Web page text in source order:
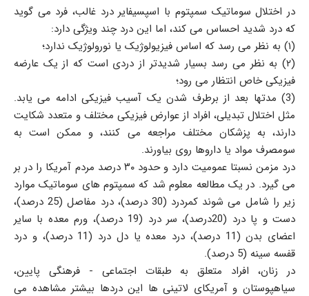
در اختلال سوماتیک سمپتوم با اسپسیفایر درد غالب، فرد می گوید
که درد شدید احساس می کند، اما این درد چند ویژگی دارد:
(۱) به نظر می رسد که اساس فیزیولوژیک یا نورولوژیک ندارد؛
(۲) به نظر می رسد بسیار شدیدتر از دردی است که از یک عارضه
فیزیکی خاص انتظار می رود؛
(3) مدتها بعد از برطرف شدن یک آسیب فیزیکی ادامه می یابد.
مثل اختلال تبدیلی، افراد از عوارض فیزیکی مختلف و متعدد شکایت
دارند، به پزشکان مختلف مراجعه می کنند، و ممکن است به
سومصرف مواد یا داروها روی بیاورند.
درد مزمن نسبتا عمومیت دارد و حدود ۳۰ درصد مردم آمریکا را در بر
می گیرد. در یک مطالعه معلوم شد که سمپتوم های سوماتیک موارد
زیر را شامل می شوند کمردرد (30 درصد)، درد مفاصل (25 درصد)،
دست و پا درد (20درصد)، سر درد (19 درصد)، ورم معده با سایر
اعضای بدن (11 درصد)، درد معده یا دل درد (11 درصد)، و درد
قفسه سینه (5 درصد).
در زنان، افراد متعلق به طبقات اجتماعی - فرهنگی پایین،
سیاهپوستان و آمریکای لاتینی ها این دردها بیشتر مشاهده می